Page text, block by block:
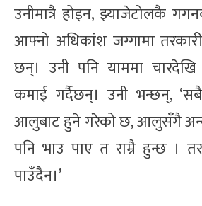
उनीमात्रै होइन, झ्याजेटोलकै
आफ्नो अधिकांश जग्गामा
छन्। उनी पनि याममा
कमाई गर्दैछन्। उनी भन्छन्,
आलुबाट हुने गरेको छ, आलुसँगै
पनि भाउ पाए त राम्रै हुन्छ ।
पाउँदैन।’